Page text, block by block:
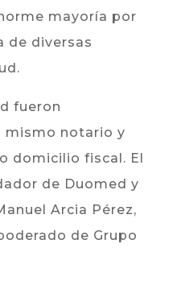
mayoría por
de diversas
fueron
mismo notario y
domicilio fiscal. El
de Duomed y
Arcia Pérez,
de Grupo